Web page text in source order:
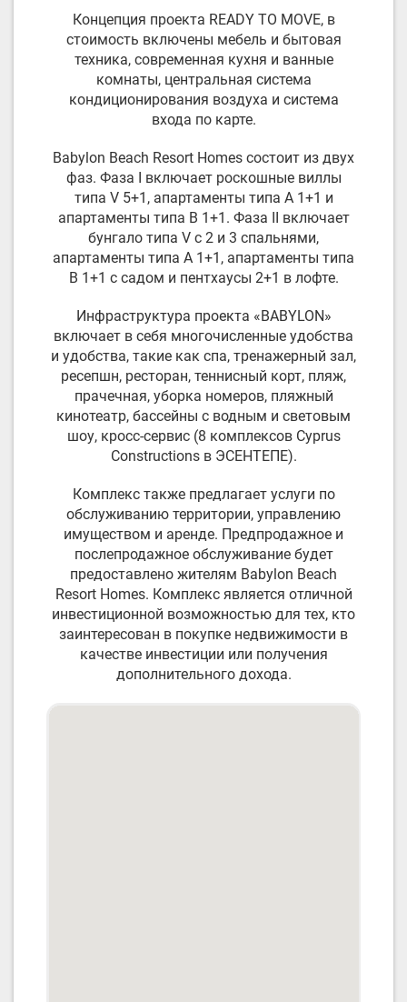
Концепция проекта READY TO MOVE, в
стоимость включены мебель и бытовая
техника, современная кухня и ванные
комнаты, центральная система
кондиционирования воздуха и система
входа по карте.
Babylon Beach Resort Homes состоит из двух
фаз. Фаза I включает роскошные виллы
типа V 5+1, апартаменты типа A 1+1 и
апартаменты типа B 1+1. Фаза II включает
бунгало типа V с 2 и 3 спальнями,
апартаменты типа A 1+1, апартаменты типа
B 1+1 с садом и пентхаусы 2+1 в лофте.
Инфраструктура проекта «BABYLON»
включает в себя многочисленные удобства
и удобства, такие как спа, тренажерный зал,
ресепшн, ресторан, теннисный корт, пляж,
прачечная, уборка номеров, пляжный
кинотеатр, бассейны с водным и световым
шоу, кросс-сервис (8 комплексов Cyprus
Constructions в ЭСЕНТЕПЕ).
Комплекс также предлагает услуги по
обслуживанию территории, управлению
имуществом и аренде. Предпродажное и
послепродажное обслуживание будет
предоставлено жителям Babylon Beach
Resort Homes. Комплекс является отличной
инвестиционной возможностью для тех, кто
заинтересован в покупке недвижимости в
качестве инвестиции или получения
дополнительного дохода.